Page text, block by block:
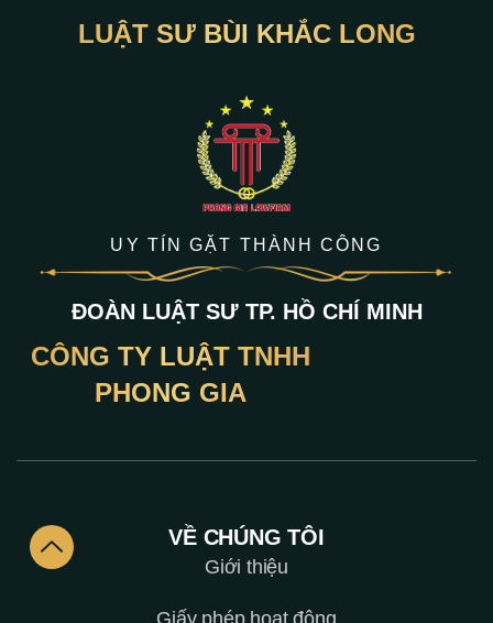
LUẬT SƯ BÙI KHẮC LONG
UY TÍN GẶT THÀNH CÔNG
ĐOÀN LUẬT SƯ TP. HỒ CHÍ MINH
CÔNG TY LUẬT TNHH
PHONG GIA
VỀ CHÚNG TÔI
Giới thiệu